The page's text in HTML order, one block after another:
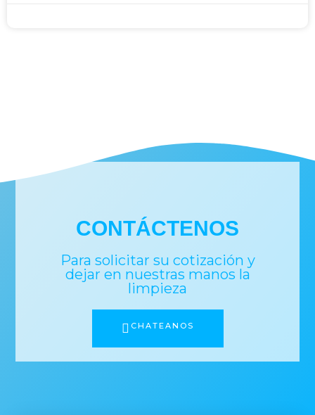
CONTÁCTENOS
Para solicitar su cotización y
dejar en nuestras manos la
limpieza
CHATEANOS